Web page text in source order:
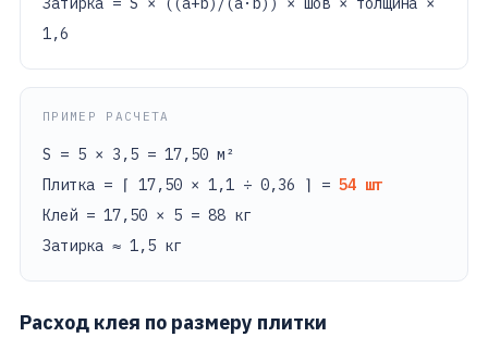
1,6
ПРИМЕР РАСЧЕТА
S = 5 × 3,5 = 17,50 м²
Плитка = ⌈ 17,50 × 1,1 ÷ 0,36 ⌉ = 54 шт
Клей = 17,50 × 5 = 88 кг
Затирка ≈ 1,5 кг
Расход клея по размеру плитки